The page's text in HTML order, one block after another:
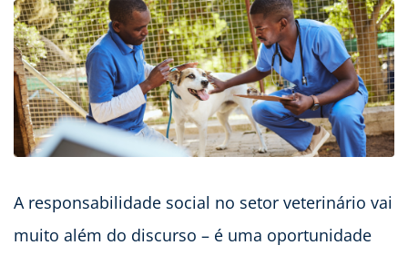
A responsabilidade social no setor veterinário vai
muito além do discurso – é uma oportunidade